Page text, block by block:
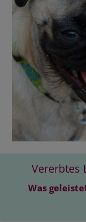
Vererbtes
Was